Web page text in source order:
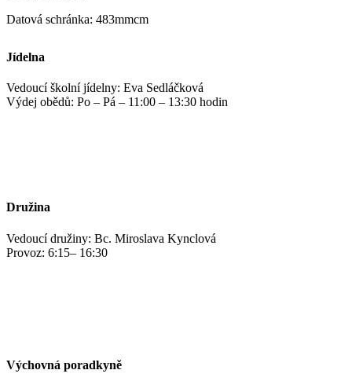
Datová schránka: 483mmcm
Jídelna
Vedoucí školní jídelny: Eva Sedláčková
Výdej obědů: Po – Pá – 11:00 – 13:30 hodin
Družina
Vedoucí družiny: Bc. Miroslava Kynclová
Provoz: 6:15– 16:30
Výchovná poradkyně